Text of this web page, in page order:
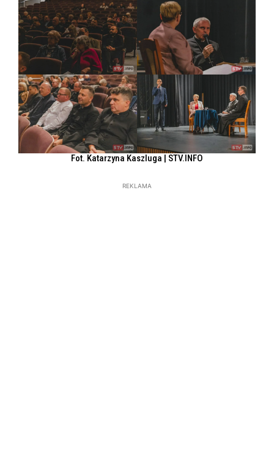
Fot. Katarzyna Kaszluga | STV.INFO
REKLAMA